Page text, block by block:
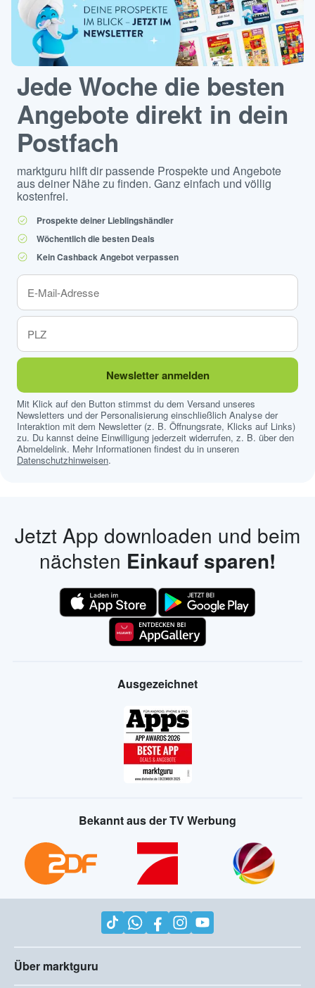
Jede Woche die besten
Angebote direkt in dein
Postfach
marktguru hilft dir passende Prospekte und Angebote
aus deiner Nähe zu finden. Ganz einfach und völlig
kostenfrei.
Prospekte deiner Lieblingshändler
Wöchentlich die besten Deals
Kein Cashback Angebot verpassen
Newsletter anmelden
Mit Klick auf den Button stimmst du dem Versand unseres
Newsletters und der Personalisierung einschließlich Analyse der
Interaktion mit dem Newsletter (z. B. Öffnungsrate, Klicks auf Links)
zu. Du kannst deine Einwilligung jederzeit widerrufen, z. B. über den
Abmeldelink. Mehr Informationen findest du in unseren
Datenschutzhinweisen.
Jetzt App downloaden und beim
nächsten Einkauf sparen!
Ausgezeichnet
Bekannt aus der TV Werbung
Über marktguru